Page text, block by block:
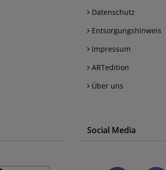
Datenschutz
Entsorgungshinweis
Impressum
ARTedition
Über uns
Social Media